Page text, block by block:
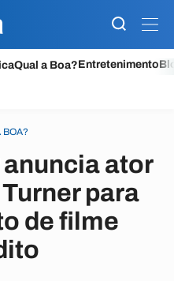
Qual a Boa?Entretenimento
BOA?
ator
para
de filme